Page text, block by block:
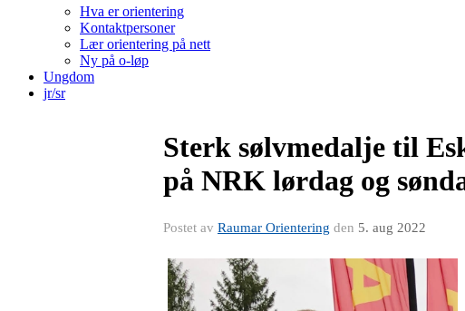
Hva er orientering
Kontaktpersoner
Lær orientering på nett
Ny på o-løp
Ungdom
jr/sr
Sterk sølvmedalje til
på NRK lørdag og
Postet av Raumar Orientering den 5. aug 2022